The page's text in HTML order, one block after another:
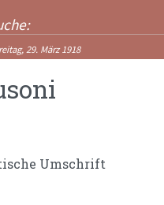
29. März 1918
Umschrift